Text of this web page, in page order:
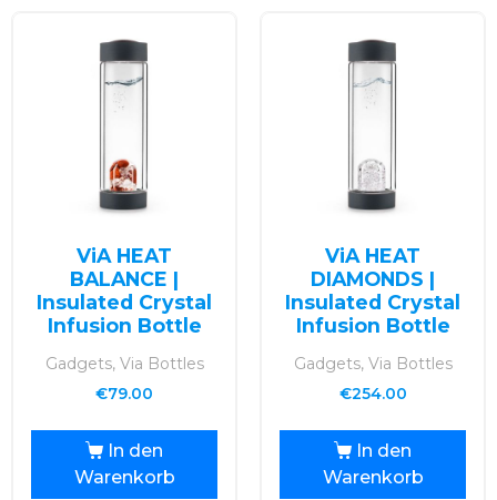
ViA HEAT
BALANCE |
Insulated Crystal
Infusion Bottle
Gadgets, Via Bottles
€79.00
In den
Warenkorb
ViA HEAT
DIAMONDS |
Insulated Crystal
Infusion Bottle
Gadgets, Via Bottles
€254.00
In den
Warenkorb